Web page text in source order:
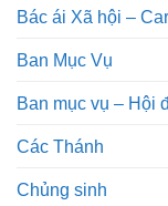
Bác ái Xã hội –
Ban Mục Vụ
Ban mục vụ – Hội
Các Thánh
Chủng sinh